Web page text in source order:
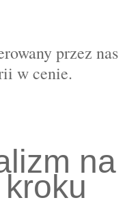
przez nas
w cenie.
na